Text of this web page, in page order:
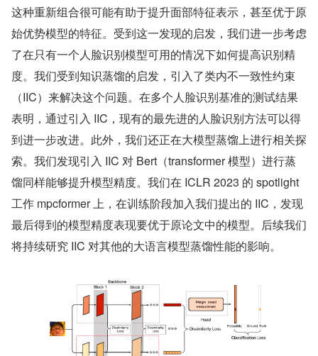
这种重新组合很可能有助于提升面部特征表示，甚至优于原
始优势模型的特征。受到这一发现的启发，我们进一步考虑
了在只有一个人脸识别模型可用的情况下如何提高识别精
度。我们受到知识蒸馏的启发，引入了类内不一致性约束
（IIC）来解决这个问题。在多个人脸识别基准的测试结果
表明，通过引入 IIC，现有的最先进的人脸识别方法可以得
到进一步改进。此外，我们还正在大模型蒸馏上进行相关探
索。我们发现引入 IIC 对 Bert（transformer 模型）进行蒸
馏同样能够提升模型精度。我们在 ICLR 2023 的 spotlight
工作 mpcformer 上，在训练阶段加入我们提出的 IIC，发现
最后得到的模型精度表现要优于原论文中的模型。后续我们
将持续研究 IIC 对其他的大语言模型蒸馏性能的影响。